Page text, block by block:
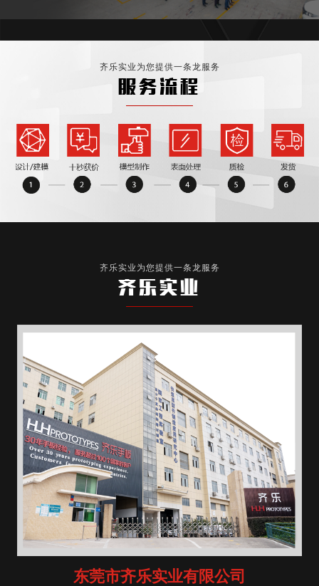
齐乐实业为您提供一条龙服务
服务流程
齐乐实业为您提供一条龙服务
齐乐实业
东莞市齐乐实业有限公司